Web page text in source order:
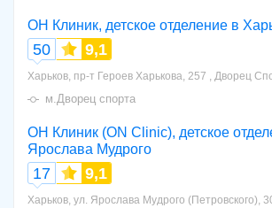
ОН Клиник, детское отделение в
50 9,1
Харьков, пр-т Героев Харькова, 257 , Дворец
м.Дворец спорта
ОН Клиник (ON Clinic), детское
Ярослава Мудрого
17 9,1
Харьков, ул. Ярослава Мудрого (Петровского),